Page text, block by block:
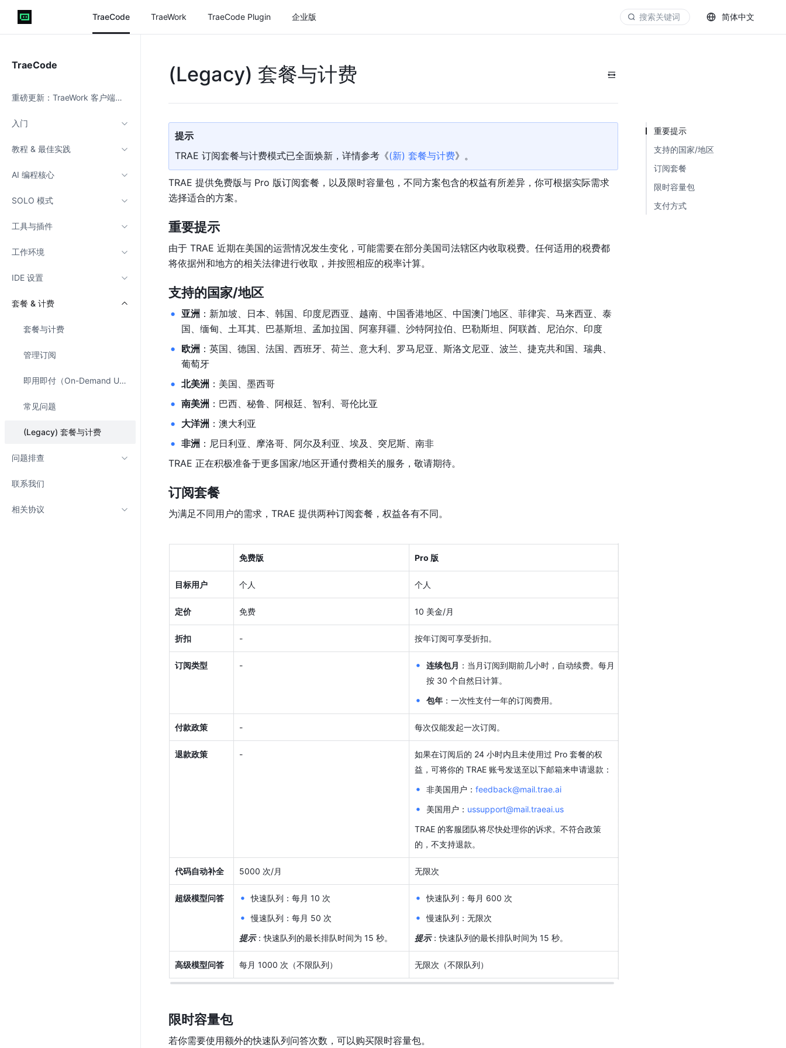
TraeCode TraeWork TraeCode Plugin 企业版 简体中文
TraeCode
重磅更新：TraeWork 客户端上线
入门
教程 & 最佳实践
AI 编程核心
SOLO 模式
工具与插件
工作环境
IDE 设置
套餐 & 计费
套餐与计费
管理订阅
即用即付（On-Demand Usage）
常见问题
(Legacy) 套餐与计费
问题排查
联系我们
相关协议
(Legacy) 套餐与计费
提示
TRAE 订阅套餐与计费模式已全面焕新，详情参考《(新) 套餐与计费》。
TRAE 提供免费版与 Pro 版订阅套餐，以及限时容量包，不同方案包含的权益有所差异，你可根据实际需求
选择适合的方案。
重要提示
由于 TRAE 近期在美国的运营情况发生变化，可能需要在部分美国司法辖区内收取税费。任何适用的税费都
将依据州和地方的相关法律进行收取，并按照相应的税率计算。
支持的国家/地区
亚洲 ：新加坡、日本、韩国、印度尼西亚、越南、中国香港地区、中国澳门地区、菲律宾、马来西亚、泰
国、缅甸、土耳其、巴基斯坦、孟加拉国、阿塞拜疆、沙特阿拉伯、巴勒斯坦、阿联酋、尼泊尔、印度
欧洲 ：英国、德国、法国、西班牙、荷兰、意大利、罗马尼亚、斯洛文尼亚、波兰、捷克共和国、瑞典、
葡萄牙
北美洲 ：美国、墨西哥
南美洲 ：巴西、秘鲁、阿根廷、智利、哥伦比亚
大洋洲 ：澳大利亚
非洲 ：尼日利亚、摩洛哥、阿尔及利亚、埃及、突尼斯、南非
TRAE 正在积极准备于更多国家/地区开通付费相关的服务，敬请期待。
订阅套餐
为满足不同用户的需求，TRAE 提供两种订阅套餐，权益各有不同。
免费版 Pro 版
目标用户 个人 个人
定价 免费 10 美金/月
折扣 - 按年订阅可享受折扣。
订阅类型 - 连续包月 ：当月订阅到期前几小时，自动续费。每月
按 30 个自然日计算。
包年 ：一次性支付一年的订阅费用。
付款政策 - 每次仅能发起一次订阅。
退款政策 -
如果在订阅后的 24 小时内且未使用过 Pro 套餐的权
益，可将你的 TRAE 账号发送至以下邮箱来申请退款：
非美国用户： feedback@mail.trae.ai
美国用户： ussupport@mail.traeai.us
TRAE 的客服团队将尽快处理你的诉求。不符合政策
的，不支持退款。
代码自动补全 5000 次/月 无限次
超级模型问答
快速队列：每月 10 次
慢速队列：每月 50 次
提示：快速队列的最长排队时间为 15 秒。
快速队列：每月 600 次
慢速队列：无限次
提示：快速队列的最长排队时间为 15 秒。
高级模型问答 每月 1000 次（不限队列） 无限次（不限队列）
限时容量包
若你需要使用额外的快速队列问答次数，可以购买限时容量包。
重要提示
支持的国家/地区
订阅套餐
限时容量包
支付方式